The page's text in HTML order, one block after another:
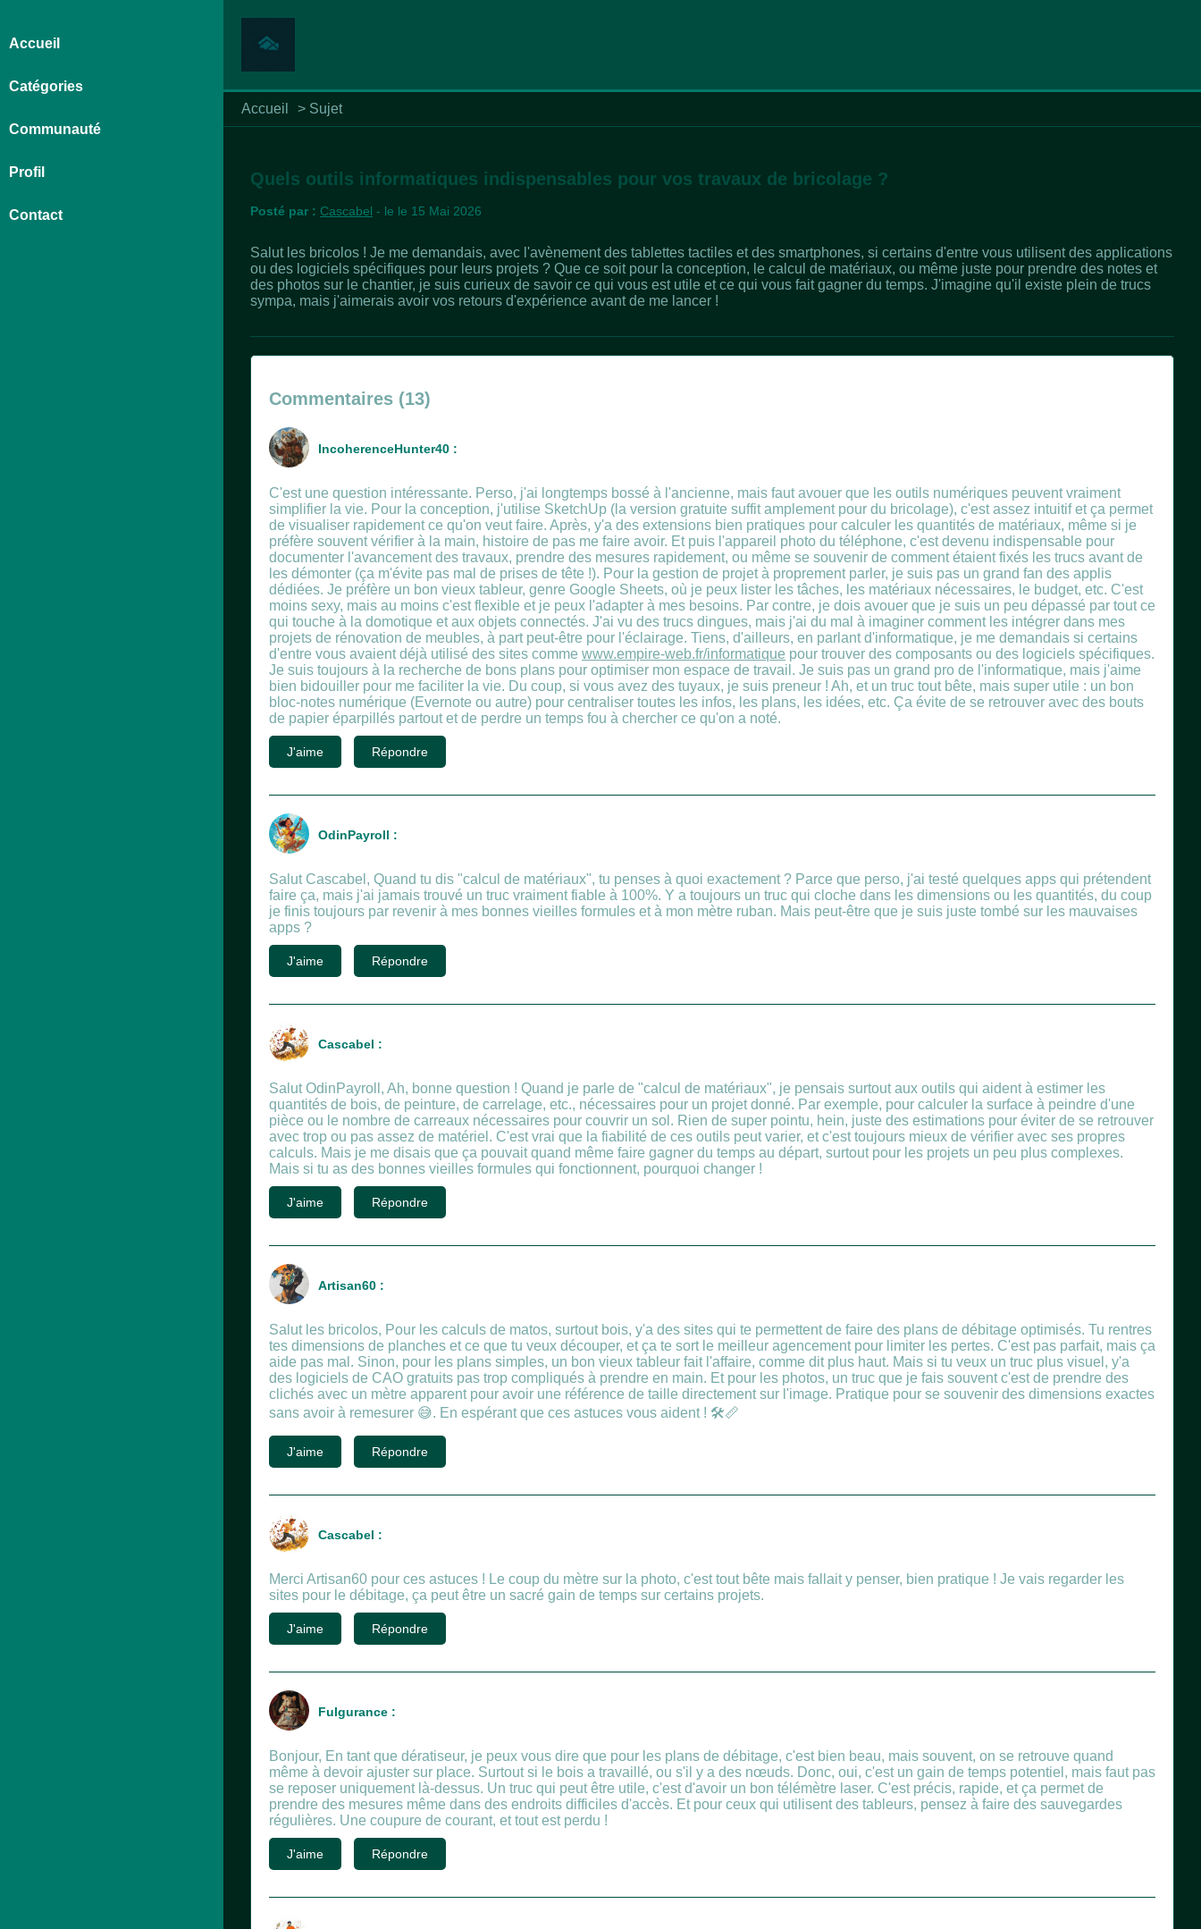
Accueil > Sujet
Accueil
Catégories
Communauté
Profil
Contact
Quels outils informatiques indispensables pour vos travaux de bricolage ?
Posté par : Cascabel - le le 15 Mai 2026
Salut les bricolos ! Je me demandais, avec l'avènement des tablettes tactiles et des smartphones, si certains d'entre vous utilisent des applications
ou des logiciels spécifiques pour leurs projets ? Que ce soit pour la conception, le calcul de matériaux, ou même juste pour prendre des notes et
des photos sur le chantier, je suis curieux de savoir ce qui vous est utile et ce qui vous fait gagner du temps. J'imagine qu'il existe plein de trucs
sympa, mais j'aimerais avoir vos retours d'expérience avant de me lancer !
Commentaires (13)
IncoherenceHunter40 :
C'est une question intéressante. Perso, j'ai longtemps bossé à l'ancienne, mais faut avouer que les outils numériques peuvent vraiment
simplifier la vie. Pour la conception, j'utilise SketchUp (la version gratuite suffit amplement pour du bricolage), c'est assez intuitif et ça permet
de visualiser rapidement ce qu'on veut faire. Après, y'a des extensions bien pratiques pour calculer les quantités de matériaux, même si je
préfère souvent vérifier à la main, histoire de pas me faire avoir. Et puis l'appareil photo du téléphone, c'est devenu indispensable pour
documenter l'avancement des travaux, prendre des mesures rapidement, ou même se souvenir de comment étaient fixés les trucs avant de
les démonter (ça m'évite pas mal de prises de tête !). Pour la gestion de projet à proprement parler, je suis pas un grand fan des applis
dédiées. Je préfère un bon vieux tableur, genre Google Sheets, où je peux lister les tâches, les matériaux nécessaires, le budget, etc. C'est
moins sexy, mais au moins c'est flexible et je peux l'adapter à mes besoins. Par contre, je dois avouer que je suis un peu dépassé par tout ce
qui touche à la domotique et aux objets connectés. J'ai vu des trucs dingues, mais j'ai du mal à imaginer comment les intégrer dans mes
projets de rénovation de meubles, à part peut-être pour l'éclairage. Tiens, d'ailleurs, en parlant d'informatique, je me demandais si certains
d'entre vous avaient déjà utilisé des sites comme www.empire-web.fr/informatique pour trouver des composants ou des logiciels spécifiques.
Je suis toujours à la recherche de bons plans pour optimiser mon espace de travail. Je suis pas un grand pro de l'informatique, mais j'aime
bien bidouiller pour me faciliter la vie. Du coup, si vous avez des tuyaux, je suis preneur ! Ah, et un truc tout bête, mais super utile : un bon
bloc-notes numérique (Evernote ou autre) pour centraliser toutes les infos, les plans, les idées, etc. Ça évite de se retrouver avec des bouts
de papier éparpillés partout et de perdre un temps fou à chercher ce qu'on a noté.
J'aime Répondre
OdinPayroll :
Salut Cascabel, Quand tu dis "calcul de matériaux", tu penses à quoi exactement ? Parce que perso, j'ai testé quelques apps qui prétendent
faire ça, mais j'ai jamais trouvé un truc vraiment fiable à 100%. Y a toujours un truc qui cloche dans les dimensions ou les quantités, du coup
je finis toujours par revenir à mes bonnes vieilles formules et à mon mètre ruban. Mais peut-être que je suis juste tombé sur les mauvaises
apps ?
J'aime Répondre
Cascabel :
Salut OdinPayroll, Ah, bonne question ! Quand je parle de "calcul de matériaux", je pensais surtout aux outils qui aident à estimer les
quantités de bois, de peinture, de carrelage, etc., nécessaires pour un projet donné. Par exemple, pour calculer la surface à peindre d'une
pièce ou le nombre de carreaux nécessaires pour couvrir un sol. Rien de super pointu, hein, juste des estimations pour éviter de se retrouver
avec trop ou pas assez de matériel. C'est vrai que la fiabilité de ces outils peut varier, et c'est toujours mieux de vérifier avec ses propres
calculs. Mais je me disais que ça pouvait quand même faire gagner du temps au départ, surtout pour les projets un peu plus complexes.
Mais si tu as des bonnes vieilles formules qui fonctionnent, pourquoi changer !
J'aime Répondre
Artisan60 :
Salut les bricolos, Pour les calculs de matos, surtout bois, y'a des sites qui te permettent de faire des plans de débitage optimisés. Tu rentres
tes dimensions de planches et ce que tu veux découper, et ça te sort le meilleur agencement pour limiter les pertes. C'est pas parfait, mais ça
aide pas mal. Sinon, pour les plans simples, un bon vieux tableur fait l'affaire, comme dit plus haut. Mais si tu veux un truc plus visuel, y'a
des logiciels de CAO gratuits pas trop compliqués à prendre en main. Et pour les photos, un truc que je fais souvent c'est de prendre des
clichés avec un mètre apparent pour avoir une référence de taille directement sur l'image. Pratique pour se souvenir des dimensions exactes
sans avoir à remesurer 😅. En espérant que ces astuces vous aident ! 🛠️📏
J'aime Répondre
Cascabel :
Merci Artisan60 pour ces astuces ! Le coup du mètre sur la photo, c'est tout bête mais fallait y penser, bien pratique ! Je vais regarder les
sites pour le débitage, ça peut être un sacré gain de temps sur certains projets.
J'aime Répondre
Fulgurance :
Bonjour, En tant que dératiseur, je peux vous dire que pour les plans de débitage, c'est bien beau, mais souvent, on se retrouve quand
même à devoir ajuster sur place. Surtout si le bois a travaillé, ou s'il y a des nœuds. Donc, oui, c'est un gain de temps potentiel, mais faut pas
se reposer uniquement là-dessus. Un truc qui peut être utile, c'est d'avoir un bon télémètre laser. C'est précis, rapide, et ça permet de
prendre des mesures même dans des endroits difficiles d'accès. Et pour ceux qui utilisent des tableurs, pensez à faire des sauvegardes
régulières. Une coupure de courant, et tout est perdu !
J'aime Répondre